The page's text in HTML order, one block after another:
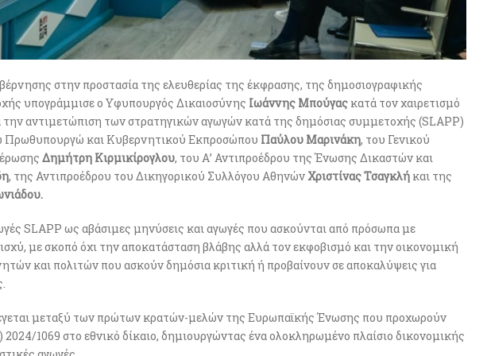
στην προστασία της ελευθερίας της έκφρασης, της δημοσιογραφικής
υπογράμμισε ο Υφυπουργός Δικαιοσύνης Ιωάννης Μπούγας κατά τον χαιρετισμό
αντιμετώπιση των στρατηγικών αγωγών κατά της δημόσιας συμμετοχής (SLAPP)
Πρωθυπουργώ και Κυβερνητικού Εκπροσώπου Παύλου Μαρινάκη, του Γενικού
Δημήτρη Κιρμικίρογλου, του Α’ Αντιπροέδρου της Ένωσης Δικαστών και
, της Αντιπροέδρου του Δικηγορικού Συλλόγου Αθηνών Χριστίνας Τσαγκλή και της
SLAPP ως αβάσιμες μηνύσεις και αγωγές που ασκούνται από πρόσωπα με
με σκοπό όχι την αποκατάσταση βλάβης αλλά τον εκφοβισμό και την οικονομική
και πολιτών που ασκούν δημόσια κριτική ή προβαίνουν σε αποκαλύψεις για
μεταξύ των πρώτων κρατών-μελών της Ευρωπαϊκής Ένωσης που προχωρούν
1069 στο εθνικό δίκαιο, δημιουργώντας ένα ολοκληρωμένο πλαίσιο δικονομικής